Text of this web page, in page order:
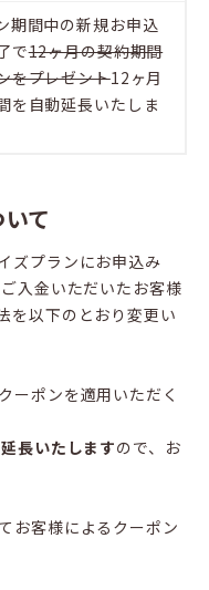
期間中の新規お申込
で12ヶ月の契約期間
をプレゼント12ヶ月
を自動延長いたしま
て
ズプランにお申込み
入金いただいたお客様
を以下のとおり変更い
ーポンを適用いただく
長いたしますので、お
お客様によるクーポン